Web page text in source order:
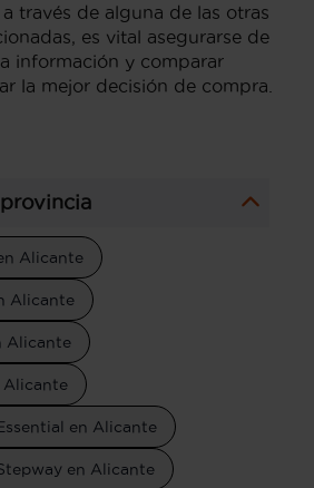
través de alguna de las otras
es vital asegurarse de
información y comparar
la mejor decisión de compra.
Alicante
Alicante
Alicante
Alicante
en Alicante
en Alicante